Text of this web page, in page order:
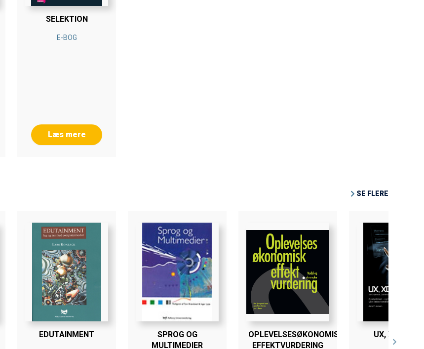
SELEKTION
E-BOG
Læs mere
SE FLERE
EDUTAINMENT
SPROG OG
MULTIMEDIER
OPLEVELSESØKONOMISK
EFFEKTVURDERING
UX, XD & UXD